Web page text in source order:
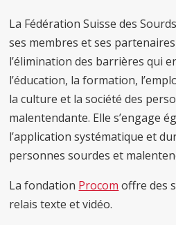
La Fédération Suisse des
ses membres et ses
l’élimination des barrières qui
l’éducation, la formation,
la culture et la société des
malentendante. Elle s’engage
l’application systématique et
personnes sourdes et
La fondation Procom offre des
relais texte et vidéo.